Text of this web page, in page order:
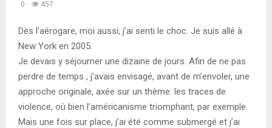
0 457
Dès l’aérogare, moi aussi, j’ai senti le choc. Je suis allé à
New York en 2005.
Je devais y séjourner une dizaine de jours. Afin de ne pas
perdre de temps , j’avais envisagé, avant de m’envoler, une
approche originale, axée sur un thème: les traces de
violence, où bien l’américanisme triomphant, par exemple.
Mais une fois sur place, j’ai été comme submergé et j’ai